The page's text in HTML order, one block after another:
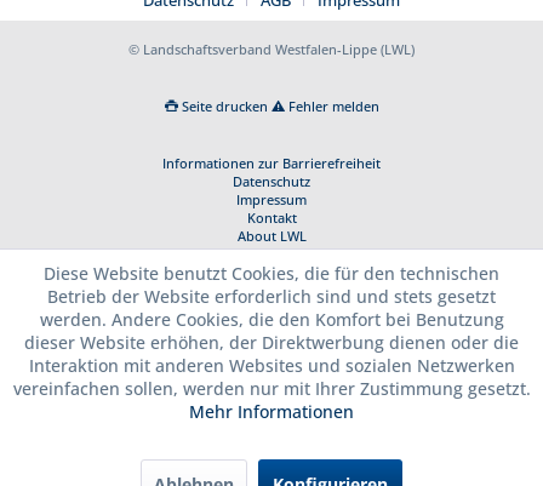
© Landschaftsverband Westfalen-Lippe (LWL)
Seite drucken Fehler melden
Informationen zur Barrierefreiheit
Datenschutz
Impressum
Kontakt
About LWL
Diese Website benutzt Cookies, die für den technischen
Betrieb der Website erforderlich sind und stets gesetzt
werden. Andere Cookies, die den Komfort bei Benutzung
dieser Website erhöhen, der Direktwerbung dienen oder die
Interaktion mit anderen Websites und sozialen Netzwerken
vereinfachen sollen, werden nur mit Ihrer Zustimmung gesetzt.
Mehr Informationen